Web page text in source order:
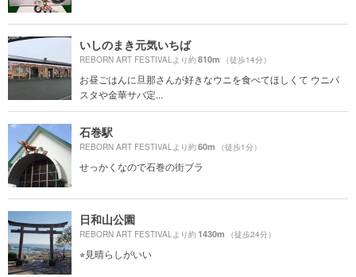
いしのまき元気いちば
REBORN ART FESTIVALより約810m （徒歩14分）
お昼ごはんに旦那さんが好きなウニを食べてほしくて ウニパ
スタや金華サバ定...
石巻駅
REBORN ART FESTIVALより約60m （徒歩1分）
せっかくなので石巻の街ブラ
日和山公園
REBORN ART FESTIVALより約1430m （徒歩24分）
⭐︎見晴らしがいい